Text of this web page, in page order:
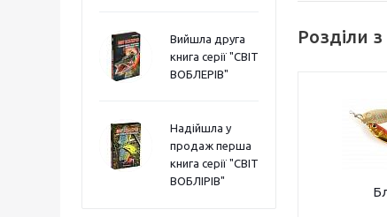
Вийшла друга
книга серії "СВІТ
ВОБЛЕРІВ"
Надійшла у
продаж перша
книга серії "СВІТ
ВОБЛІРІВ"
Розділи